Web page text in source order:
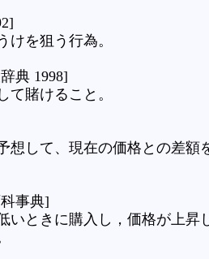
けを狙う行為。
典 1998]
て賭けること。
想して、現在の価格との差
事典]
いときに購入し，価格が上